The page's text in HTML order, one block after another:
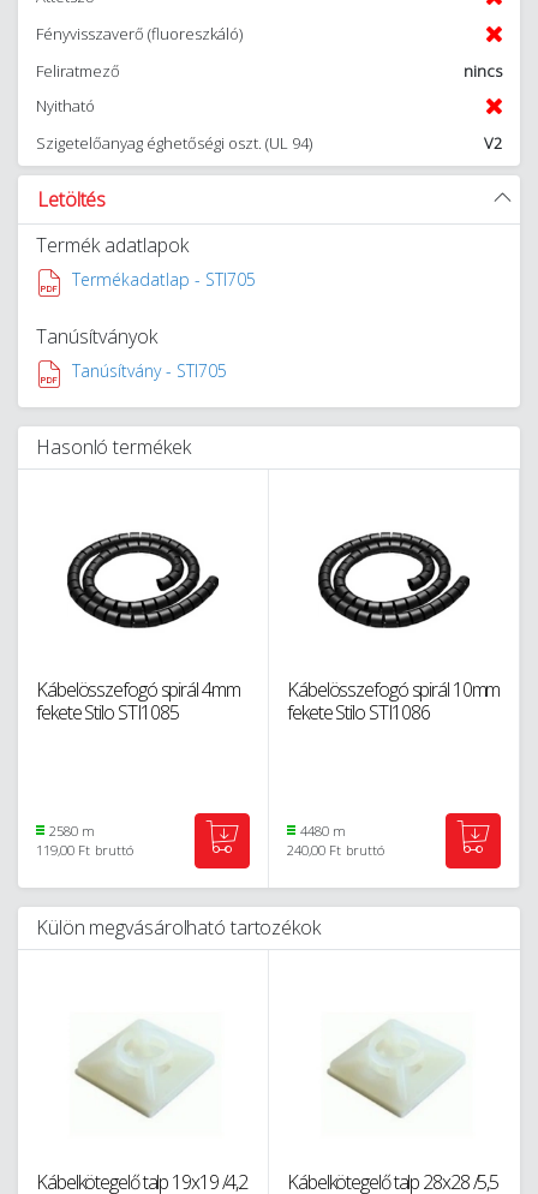
Fényvisszaverő (fluoreszkáló)
Feliratmező
nincs
Nyitható
Szigetelőanyag éghetőségi oszt. (UL 94)
V2
Letöltés
Termék adatlapok
Termékadatlap - STI705
Tanúsítványok
Tanúsítvány - STI705
Hasonló termékek
Kábelösszefogó spirál 4mm
fekete Stilo STI1085
2580 m
119,00 Ft bruttó
Kábelösszefogó spirál 10mm
fekete Stilo STI1086
4480 m
240,00 Ft bruttó
Külön megvásárolható tartozékok
Kábelkötegelő talp 19x19 /4,2
Kábelkötegelő talp 28x28 /5,5